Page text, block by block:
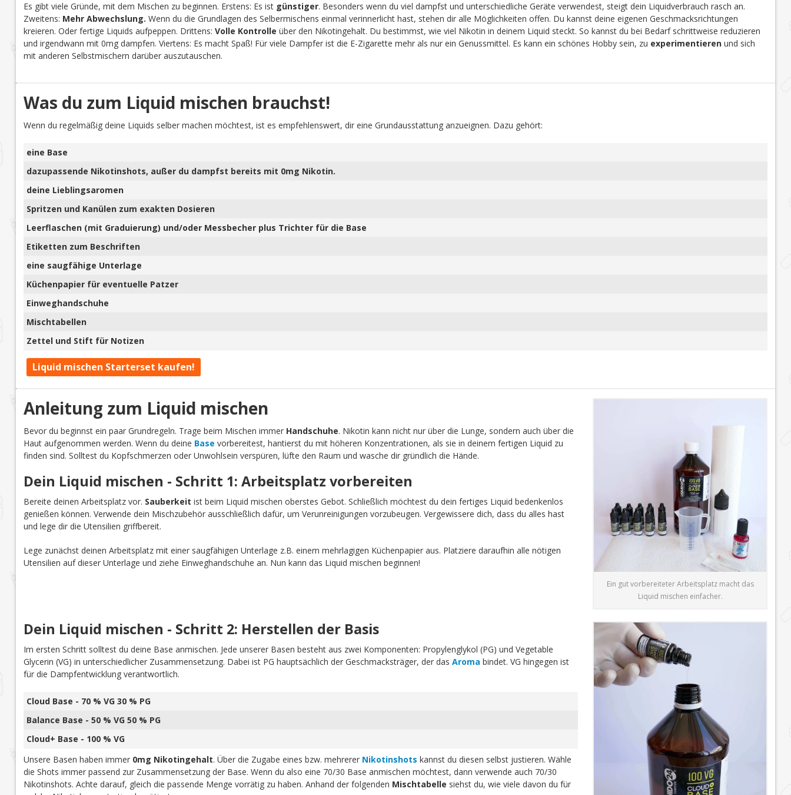
Es gibt viele Gründe, mit dem Mischen zu beginnen. Erstens: Es ist günstiger. Besonders wenn du viel dampfst und unterschiedliche Geräte verwendest, steigt dein Liquidverbrauch rasch an.
Zweitens: Mehr Abwechslung. Wenn du die Grundlagen des Selbermischens einmal verinnerlicht hast, stehen dir alle Möglichkeiten offen. Du kannst deine eigenen Geschmacksrichtungen
kreieren. Oder fertige Liquids aufpeppen. Drittens: Volle Kontrolle über den Nikotingehalt. Du bestimmst, wie viel Nikotin in deinem Liquid steckt. So kannst du bei Bedarf schrittweise reduzieren
und irgendwann mit 0mg dampfen. Viertens: Es macht Spaß! Für viele Dampfer ist die E-Zigarette mehr als nur ein Genussmittel. Es kann ein schönes Hobby sein, zu experimentierenund sich
mit anderen Selbstmischern darüber auszutauschen.
Was du zum Liquid mischen brauchst!
Wenn du regelmäßig deine Liquids selber machen möchtest, ist es empfehlenswert, dir eine Grundausstattung anzueignen. Dazu gehört:
eine Base
dazupassende Nikotinshots, außer du dampfst bereits mit 0mg Nikotin.
deine Lieblingsaromen
Spritzen und Kanülen zum exakten Dosieren
Leerflaschen (mit Graduierung) und/oder Messbecher plus Trichter für die Base
Etiketten zum Beschriften
eine saugfähige Unterlage
Küchenpapier für eventuelle Patzer
Einweghandschuhe
Mischtabellen
Zettel und Stift für Notizen
Liquid mischen Starterset kaufen!
Anleitung zum Liquid mischen
Bevor du beginnst ein paar Grundregeln. Trage beim Mischen immer Handschuhe. Nikotin kann nicht nur über die Lunge, sondern auch über die
Haut aufgenommen werden. Wenn du deine Base vorbereitest, hantierst du mit höheren Konzentrationen, als sie in deinem fertigen Liquid zu
finden sind. Solltest du Kopfschmerzen oder Unwohlsein verspüren, lüfte den Raum und wasche dir gründlich die Hände.
Dein Liquid mischen - Schritt 1: Arbeitsplatz vorbereiten
Bereite deinen Arbeitsplatz vor. Sauberkeit ist beim Liquid mischen oberstes Gebot. Schließlich möchtest du dein fertiges Liquid bedenkenlos
genießen können. Verwende dein Mischzubehör ausschließlich dafür, um Verunreinigungen vorzubeugen. Vergewissere dich, dass du alles hast
und lege dir die Utensilien griffbereit.
Lege zunächst deinen Arbeitsplatz mit einer saugfähigen Unterlage z.B. einem mehrlagigen Küchenpapier aus. Platziere daraufhin alle nötigen
Utensilien auf dieser Unterlage und ziehe Einweghandschuhe an. Nun kann das Liquid mischen beginnen!
Ein gut vorbereiteter Arbeitsplatz macht das
Liquid mischen einfacher.
Dein Liquid mischen - Schritt 2: Herstellen der Basis
Im ersten Schritt solltest du deine Base anmischen. Jede unserer Basen besteht aus zwei Komponenten: Propylenglykol (PG) und Vegetable
Glycerin (VG) in unterschiedlicher Zusammensetzung. Dabei ist PG hauptsächlich der Geschmacksträger, der das Aroma bindet. VG hingegen ist
für die Dampfentwicklung verantwortlich.
Cloud Base - 70 % VG 30 % PG
Balance Base - 50 % VG 50 % PG
Cloud+ Base - 100 % VG
Unsere Basen haben immer 0mg Nikotingehalt. Über die Zugabe eines bzw. mehrerer Nikotinshots kannst du diesen selbst justieren. Wähle
die Shots immer passend zur Zusammensetzung der Base. Wenn du also eine 70/30 Base anmischen möchtest, dann verwende auch 70/30
Nikotinshots. Achte darauf, gleich die passende Menge vorrätig zu haben. Anhand der folgenden Mischtabelle siehst du, wie viele davon du für